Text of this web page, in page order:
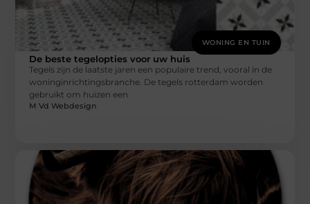
WONING EN TUIN
De beste tegelopties voor uw huis
Tegels zijn de laatste jaren een populaire trend, vooral in de
woninginrichtingsbranche. De tegels rotterdam worden
gebruikt om huizen een
M Vd Webdesign